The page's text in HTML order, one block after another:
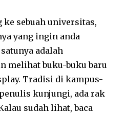
ke sebuah universitas,
yang ingin anda
adalah
melihat buku-buku baru
Tradisi di kampus-
kunjungi, ada rak
sudah lihat, baca